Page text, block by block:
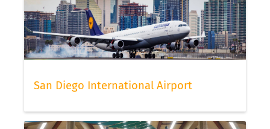
San Diego International Airport